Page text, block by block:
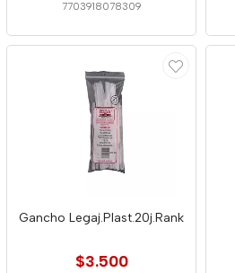
7703918078309
Gancho Legaj.Plast.20j.Rank
$3.500